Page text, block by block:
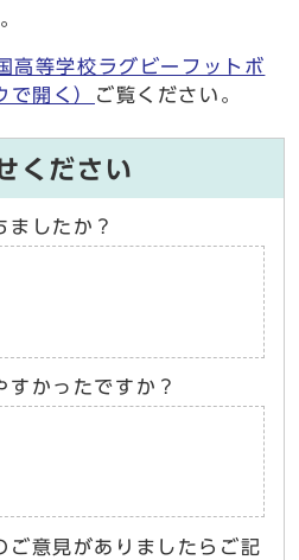
高等学校ラグビーフットボ
で開く） ご覧ください。
ください
ましたか？
すかったですか？
ご意見がありましたらご記